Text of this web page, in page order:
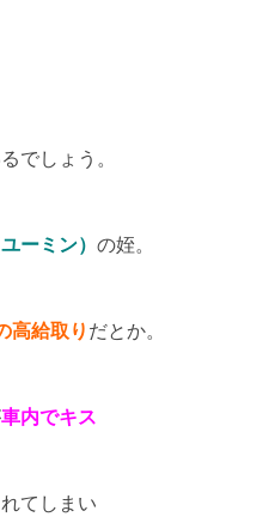
でしょう。
ーミン） の姪。
高給取りだとか。
車内でキス
てしまい